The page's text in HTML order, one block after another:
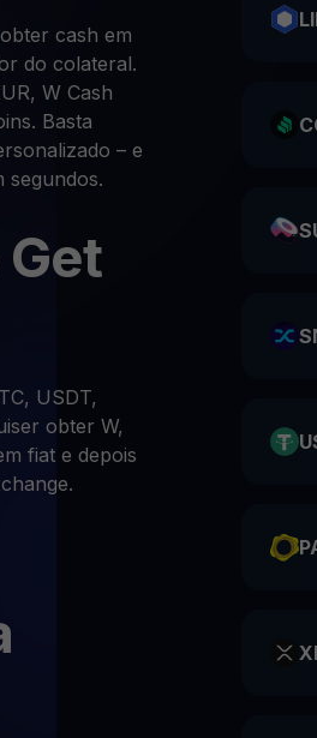
cash em
do colateral.
W Cash
Basta
– e
segundos.
USDT,
obter W,
fiat e depois